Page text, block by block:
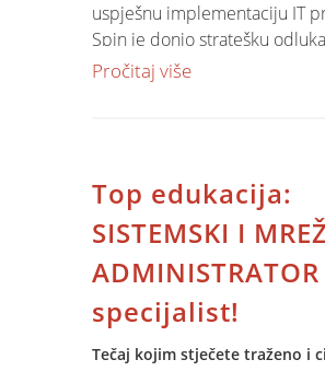
uspješnu implementaciju IT
Spin je donio stratešku
portfolio znanja i usluga uvede
a i naših usluga.
Pročitaj više
Top edukacija:
SISTEMSKI I
ADMINISTRATOR
specijalist!
Tečaj kojim stječete traženo i